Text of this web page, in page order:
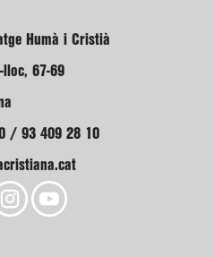
Humà i Cristià
lloc, 67-69
/ 93 409 28 10